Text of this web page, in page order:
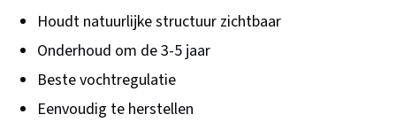
Houdt natuurlijke structuur zichtbaar
Onderhoud om de 3-5 jaar
Beste vochtregulatie
Eenvoudig te herstellen